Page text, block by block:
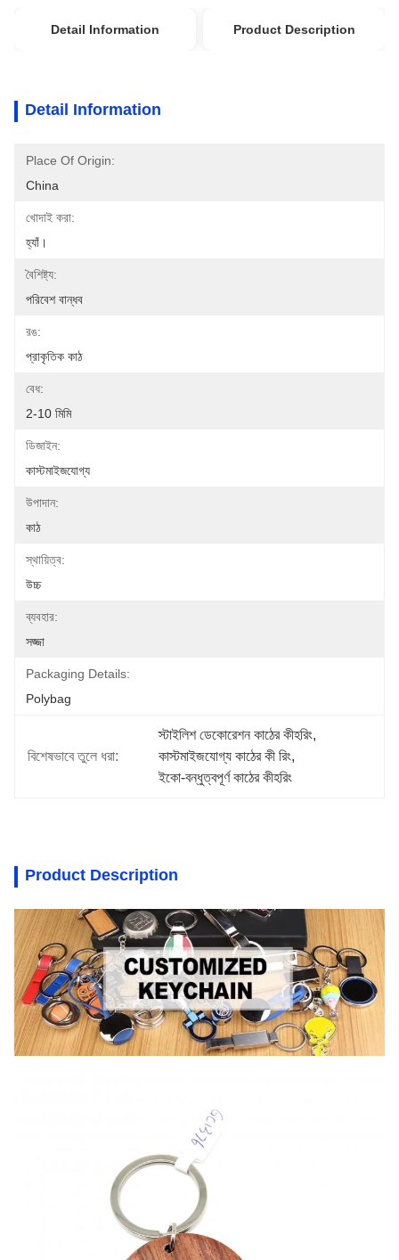
Detail Information Product Description
Detail Information
Place Of Origin:
China
খোদাই করা:
হ্যাঁ।
বৈশিষ্ট্য:
পরিবেশ বান্ধব
রঙ:
প্রাকৃতিক কাঠ
বেধ:
2-10 মিমি
ডিজাইন:
কাস্টমাইজযোগ্য
উপাদান:
কাঠ
স্থায়িত্ব:
উচ্চ
ব্যবহার:
সজ্জা
Packaging Details:
Polybag
বিশেষভাবে তুলে ধরা:
স্টাইলিশ ডেকোরেশন কাঠের কীহরিং,
কাস্টমাইজযোগ্য কাঠের কী রিং,
ইকো-বন্ধুত্বপূর্ণ কাঠের কীহরিং
Product Description